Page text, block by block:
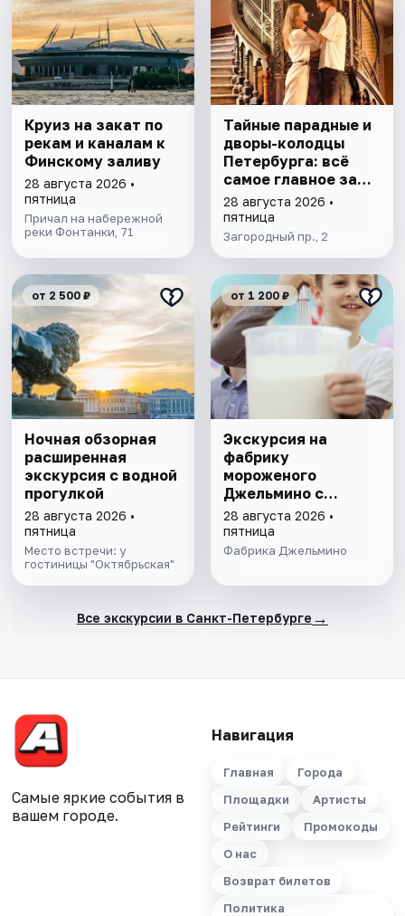
Круиз на закат по
рекам и каналам к
Финскому заливу
28 августа 2026 •
пятница
Причал на набережной
реки Фонтанки, 71
Тайные парадные и
дворы-колодцы
Петербурга: всё
самое главное за
1,5 часа
28 августа 2026 •
пятница
Загородный пр., 2
от 2 500 ₽
Ночная обзорная
расширенная
экскурсия с водной
прогулкой
28 августа 2026 •
пятница
Место встречи: у
гостиницы "Октябрьская"
от 1 200 ₽
Экскурсия на
фабрику
мороженого
Джельмино с
дегустацией
28 августа 2026 •
пятница
Фабрика Джельмино
Все экскурсии в Санкт-Петербурге →
Самые яркие события в
вашем городе.
Навигация
Главная
Города
Площадки
Артисты
Рейтинги
Промокоды
О нас
Возврат билетов
Политика